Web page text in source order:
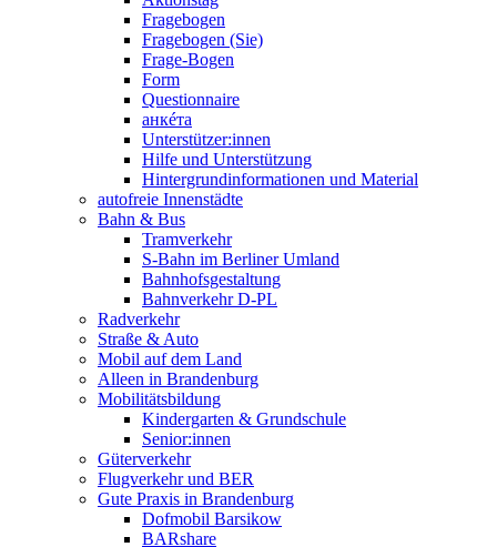
Fragebogen
Fragebogen (Sie)
Frage-Bogen
Form
Questionnaire
анкéта
Unterstützer:innen
Hilfe und Unterstützung
Hintergrundinformationen und Material
autofreie Innenstädte
Bahn & Bus
Tramverkehr
S-Bahn im Berliner Umland
Bahnhofsgestaltung
Bahnverkehr D-PL
Radverkehr
Straße & Auto
Mobil auf dem Land
Alleen in Brandenburg
Mobilitätsbildung
Kindergarten & Grundschule
Senior:innen
Güterverkehr
Flugverkehr und BER
Gute Praxis in Brandenburg
Dofmobil Barsikow
BARshare